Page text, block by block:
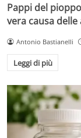
Pappi del
vera causa delle
Antonio Bastianelli
Leggi di più